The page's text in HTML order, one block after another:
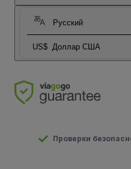
Русский
US$ Доллар США
Проверки